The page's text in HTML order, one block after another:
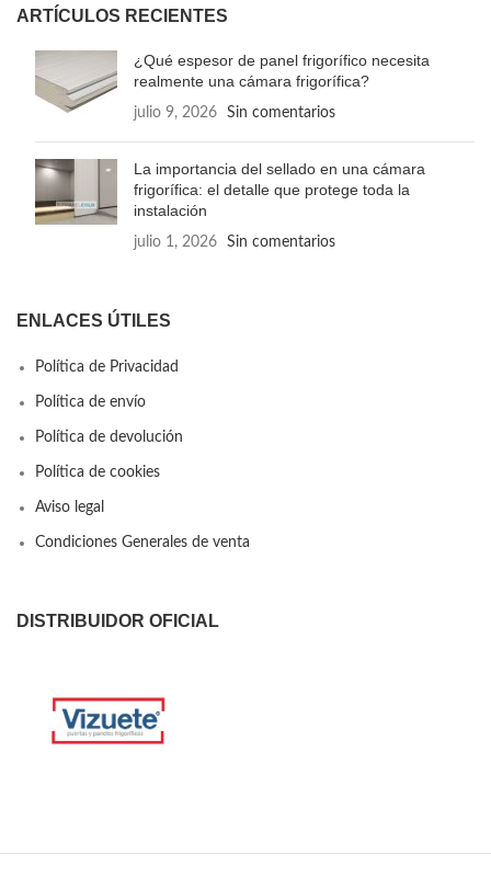
ARTÍCULOS RECIENTES
¿Qué espesor de panel frigorífico necesita
realmente una cámara frigorífica?
julio 9, 2026 Sin comentarios
La importancia del sellado en una cámara
frigorífica: el detalle que protege toda la
instalación
julio 1, 2026 Sin comentarios
ENLACES ÚTILES
Política de Privacidad
Política de envío
Política de devolución
Política de cookies
Aviso legal
Condiciones Generales de venta
DISTRIBUIDOR OFICIAL